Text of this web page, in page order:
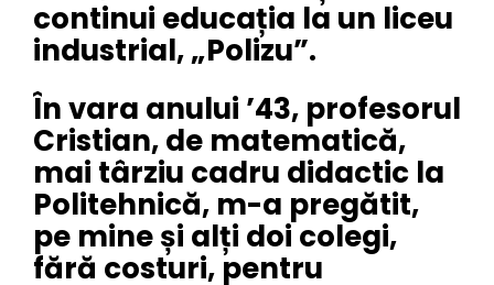
continui educația la un liceu
industrial, „Polizu”.
În vara anului ’43, profesorul
Cristian, de matematică,
mai târziu cadru didactic la
Politehnică, m-a pregătit,
pe mine și alți doi colegi,
fără costuri, pentru